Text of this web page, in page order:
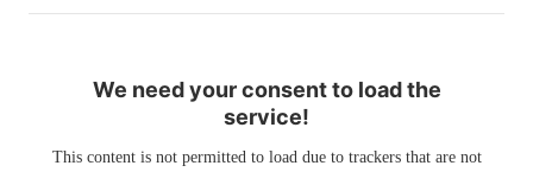
We need your consent to load the
service!
This content is not permitted to load due to trackers that are not